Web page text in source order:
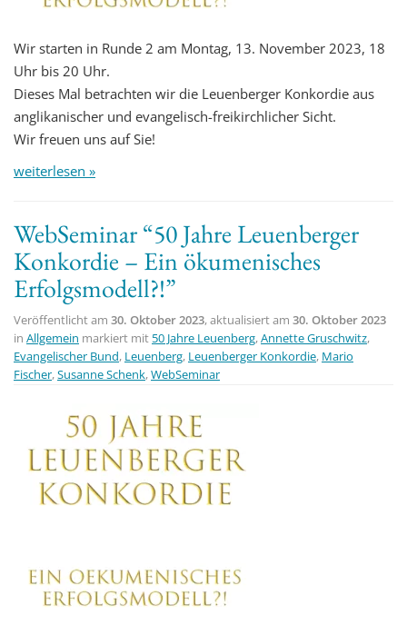
Wir starten in Runde 2 am Montag, 13. November 2023, 18
Uhr bis 20 Uhr.
Dieses Mal betrachten wir die Leuenberger Konkordie aus
anglikanischer und evangelisch-freikirchlicher Sicht.
Wir freuen uns auf Sie!
weiterlesen »
WebSeminar “50 Jahre Leuenberger
Konkordie – Ein ökumenisches
Erfolgsmodell?!”
Veröffentlicht am 30. Oktober 2023, aktualisiert am 30. Oktober 2023
in Allgemein markiert mit 50 Jahre Leuenberg,Annette Gruschwitz,
Evangelischer Bund, Leuenberg, Leuenberger Konkordie, Mario
Fischer,Susanne Schenk,WebSeminar